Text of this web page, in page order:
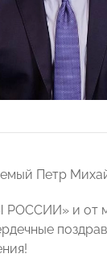
Петр
и от